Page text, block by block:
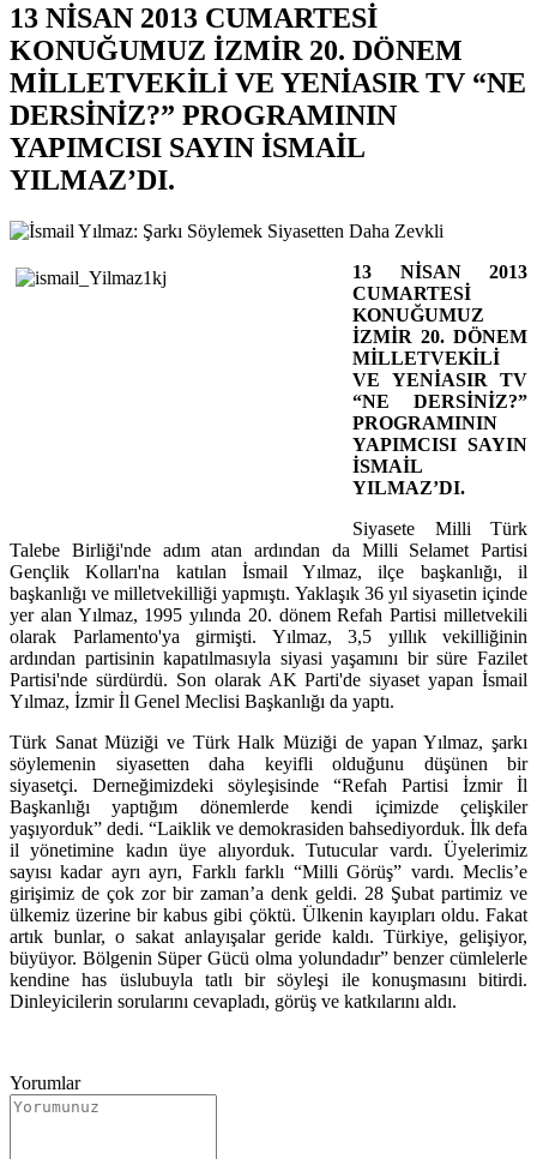
13 NİSAN 2013 CUMARTESİ
KONUĞUMUZ İZMİR 20. DÖNEM
MİLLETVEKİLİ VE YENİASIR TV “NE
DERSİNİZ?” PROGRAMININ
YAPIMCISI SAYIN İSMAİL
YILMAZ’DI.
13 NİSAN 2013
CUMARTESİ
KONUĞUMUZ
İZMİR 20. DÖNEM
MİLLETVEKİLİ
VE YENİASIR TV
“NE DERSİNİZ?”
PROGRAMININ
YAPIMCISI SAYIN
İSMAİL
YILMAZ’DI.
Siyasete Milli Türk
Talebe Birliği'nde adım atan ardından da Milli Selamet Partisi
Gençlik Kolları'na katılan İsmail Yılmaz, ilçe başkanlığı, il
başkanlığı ve milletvekilliği yapmıştı. Yaklaşık 36 yıl siyasetin içinde
yer alan Yılmaz, 1995 yılında 20. dönem Refah Partisi milletvekili
olarak Parlamento'ya girmişti. Yılmaz, 3,5 yıllık vekilliğinin
ardından partisinin kapatılmasıyla siyasi yaşamını bir süre Fazilet
Partisi'nde sürdürdü. Son olarak AK Parti'de siyaset yapan İsmail
Yılmaz, İzmir İl Genel Meclisi Başkanlığı da yaptı.
Türk Sanat Müziği ve Türk Halk Müziği de yapan Yılmaz, şarkı
söylemenin siyasetten daha keyifli olduğunu düşünen bir
siyasetçi. Derneğimizdeki söyleşisinde “Refah Partisi İzmir İl
Başkanlığı yaptığım dönemlerde kendi içimizde çelişkiler
yaşıyorduk” dedi. “Laiklik ve demokrasiden bahsediyorduk. İlk defa
il yönetimine kadın üye alıyorduk. Tutucular vardı. Üyelerimiz
sayısı kadar ayrı ayrı, Farklı farklı “Milli Görüş” vardı. Meclis’e
girişimiz de çok zor bir zaman’a denk geldi. 28 Şubat partimiz ve
ülkemiz üzerine bir kabus gibi çöktü. Ülkenin kayıpları oldu. Fakat
artık bunlar, o sakat anlayışalar geride kaldı. Türkiye, gelişiyor,
büyüyor. Bölgenin Süper Gücü olma yolundadır” benzer cümlelerle
kendine has üslubuyla tatlı bir söyleşi ile konuşmasını bitirdi.
Dinleyicilerin sorularını cevapladı, görüş ve katkılarını aldı.
Yorumlar